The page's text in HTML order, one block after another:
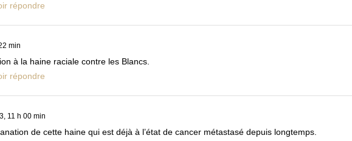
répondre
min
à la haine raciale contre les Blancs.
répondre
11 h 00 min
de cette haine qui est déjà à l’état de cancer métastasé depuis longtemps.